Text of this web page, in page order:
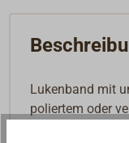
Lukenband mit
poliertem oder